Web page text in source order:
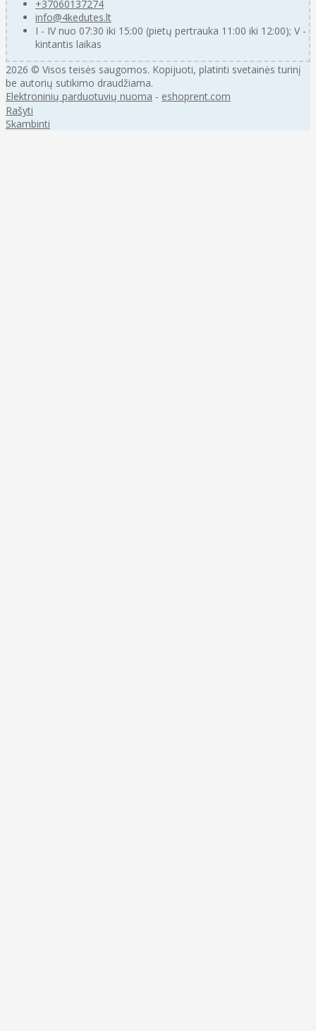
+37060137274
info@4kedutes.lt
I - IV nuo 07:30 iki 15:00 (pietų pertrauka 11:00 iki 12:00); V -
kintantis laikas
2026 © Visos teisės saugomos. Kopijuoti, platinti svetainės turinį
be autorių sutikimo draudžiama.
Elektroninių parduotuvių nuoma - eshoprent.com
Rašyti
Skambinti